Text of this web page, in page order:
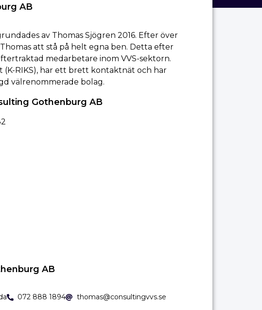
AB
av Thomas Sjögren 2016. Efter över
att stå på helt egna ben. Detta efter
medarbetare inom VVS-sektorn.
(K-RIKS), har ett brett kontaktnät och har
välrenommerade bolag.
Gothenburg AB
AB
072 888 1894
thomas@consultingvvs.se